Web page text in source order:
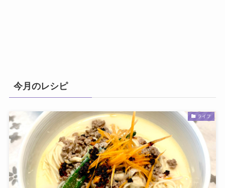
今月のレシピ
ライフ